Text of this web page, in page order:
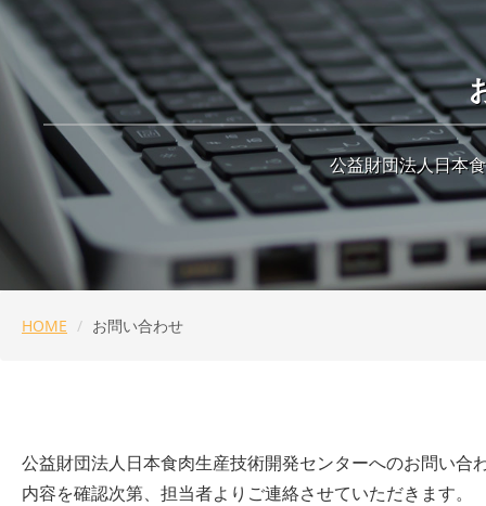
公益財団法人日本
HOME お問い合わせ
公益財団法人日本食肉生産技術開発センターへのお問い合
内容を確認次第、担当者よりご連絡させていただきます。